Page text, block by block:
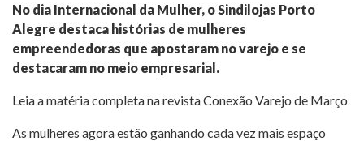
No dia Internacional da Mulher, o Sindilojas Porto
Alegre destaca histórias de mulheres
empreendedoras que apostaram no varejo e se
destacaram no meio empresarial.
Leia a matéria completa na revista Conexão Varejo de Março
As mulheres agora estão ganhando cada vez mais espaço